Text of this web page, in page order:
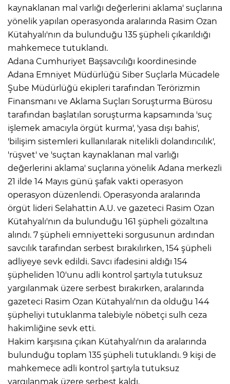
kaynaklanan mal varlığı değerlerini aklama' suçlarına
yönelik yapılan operasyonda aralarında Rasim Ozan
Kütahyalı'nın da bulunduğu 135 şüpheli çıkarıldığı
mahkemece tutuklandı.
Adana Cumhuriyet Başsavcılığı koordinesinde
Adana Emniyet Müdürlüğü Siber Suçlarla Mücadele
Şube Müdürlüğü ekipleri tarafından Terörizmin
Finansmanı ve Aklama Suçları Soruşturma Bürosu
tarafından başlatılan soruşturma kapsamında 'suç
işlemek amacıyla örgüt kurma', 'yasa dışı bahis',
'bilişim sistemleri kullanılarak nitelikli dolandırıcılık',
'rüşvet' ve 'suçtan kaynaklanan mal varlığı
değerlerini aklama' suçlarına yönelik Adana merkezli
21 ilde 14 Mayıs günü şafak vakti operasyon
operasyon düzenlendi. Operasyonda aralarında
örgüt lideri Selahattin A.U. ve gazeteci Rasim Ozan
Kütahyalı'nın da bulunduğu 161 şüpheli gözaltına
alındı. 7 şüpheli emniyetteki sorgusunun ardından
savcılık tarafından serbest bırakılırken, 154 şüpheli
adliyeye sevk edildi. Savcı ifadesini aldığı 154
şüpheliden 10'unu adli kontrol şartıyla tutuksuz
yargılanmak üzere serbest bırakırken, aralarında
gazeteci Rasim Ozan Kütahyalı'nın da olduğu 144
şüpheliyi tutuklanma talebiyle nöbetçi sulh ceza
hakimliğine sevk etti.
Hakim karşısına çıkan Kütahyalı'nın da aralarında
bulunduğu toplam 135 şüpheli tutuklandı. 9 kişi de
mahkemece adli kontrol şartıyla tutuksuz
yargılanmak üzere serbest kaldı.